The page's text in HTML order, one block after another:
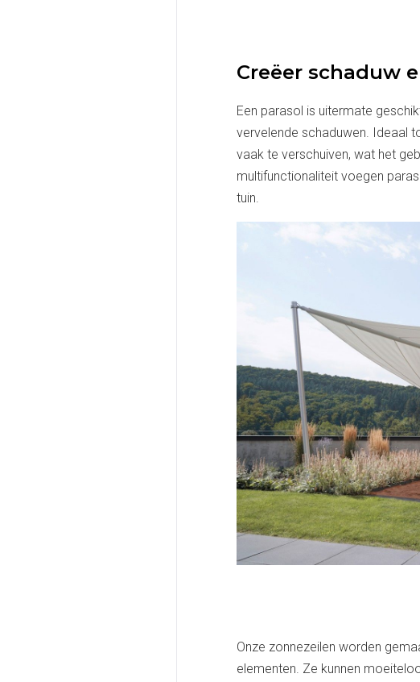
Creëer schaduw
Een parasol is uitermate
vervelende schaduwen. Ideaal
vaak te verschuiven, wat het
multifunctionaliteit voegen
tuin.
Onze zonnezeilen worden
elementen. Ze kunnen